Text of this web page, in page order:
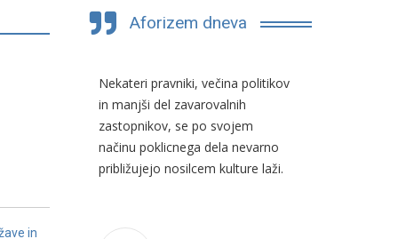
in
Aforizem dneva
sam,
Nekateri pravniki, večina politikov
in manjši del zavarovalnih
zastopnikov, se po svojem
načinu poklicnega dela nevarno
približujejo nosilcem kulture laži.